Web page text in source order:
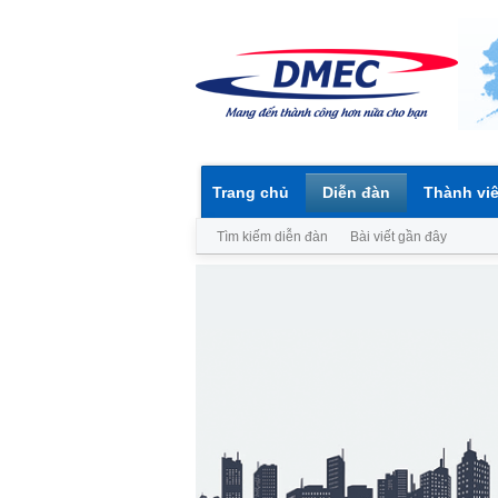
Trang chủ Diễn đàn
Tìm kiếm diễn đàn Bài viết gần đây
Thành